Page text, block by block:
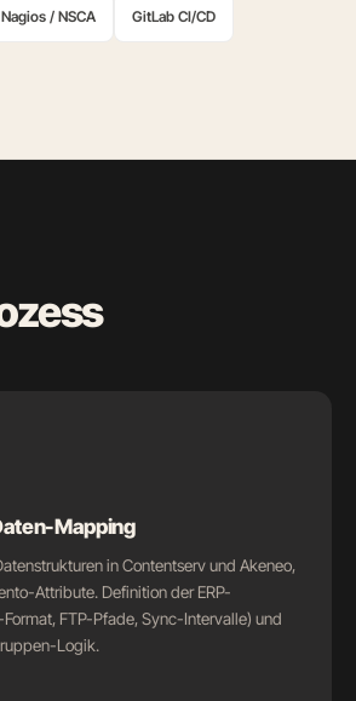
Nagios / NSCA GitLab CI/CD
Mapping
in Contentserv und Akeneo,
Attribute. Definition der ERP-
FTP-Pfade, Sync-Intervalle) und
Logik.